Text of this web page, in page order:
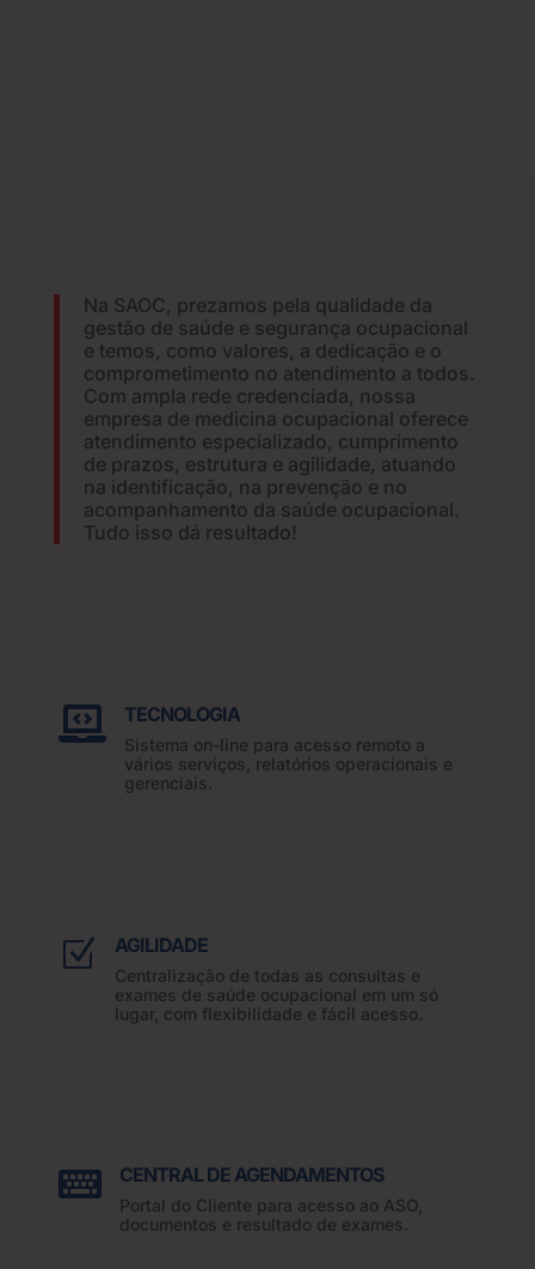
Na SAOC, prezamos pela qualidade da
gestão de saúde e segurança ocupacional
e temos, como valores, a dedicação e o
comprometimento no atendimento a todos.
Com ampla rede credenciada, nossa
empresa de medicina ocupacional oferece
atendimento especializado, cumprimento
de prazos, estrutura e agilidade, atuando
na identificação, na prevenção e no
acompanhamento da saúde ocupacional.
Tudo isso dá resultado!
 TECNOLOGIA
Sistema on-line para acesso remoto a
vários serviços, relatórios operacionais e
gerenciais.
Z AGILIDADE
Centralização de todas as consultas e
exames de saúde ocupacional em um só
lugar, com flexibilidade e fácil acesso.
 CENTRAL DE AGENDAMENTOS
Portal do Cliente para acesso ao ASO,
documentos e resultado de exames.